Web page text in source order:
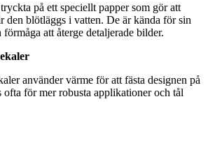
på ett speciellt papper som gör att
den blötläggs i vatten. De är kända för sin
att återge detaljerade bilder.
använder värme för att fästa designen på
ofta för mer robusta applikationer och tål